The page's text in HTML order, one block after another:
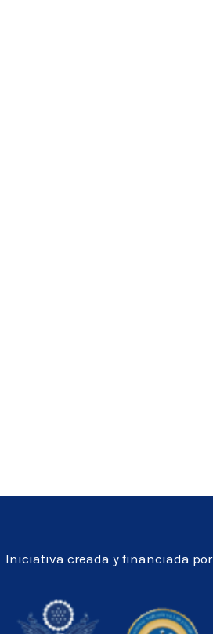
Iniciativa creada y financiada por